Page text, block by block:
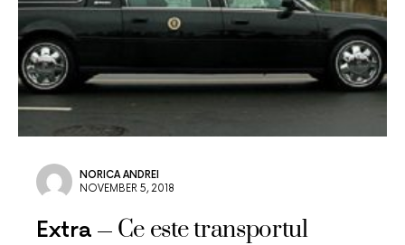
NORICA ANDREI
NOVEMBER 5, 2018
Extra Ce este transportul